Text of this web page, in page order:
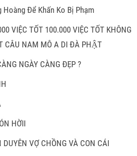
Hoàng Để Khấn Ko Bị Phạm
VIỆC TỐT 100.000 VIỆC TỐT KHÔNG
CÂU NAM MÔ A DI ĐÀ PHẬT
NGÀY CÀNG ĐẸP ?
HỜII
VỢ CHỒNG VÀ CON CÁI